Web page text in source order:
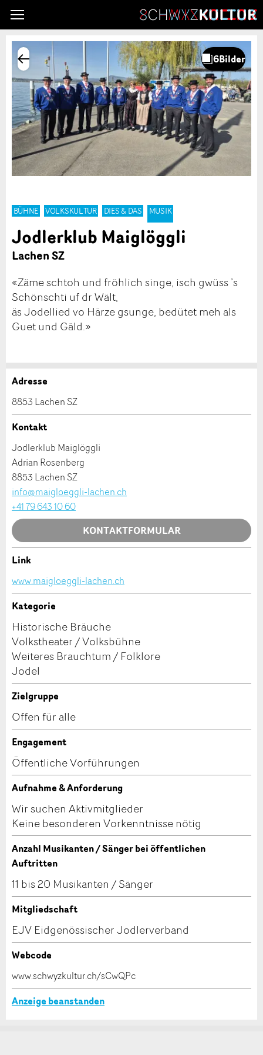
BÜHNE VOLKSKULTUR DIES & DAS MUSIK
Jodlerklub Maiglöggli
Lachen SZ
«Zäme schtoh und fröhlich singe, isch gwüss ’s
Schönschti uf dr Wält,
äs Jodellied vo Härze gsunge, bedütet meh als
Guet und Gäld.»
Anzeige beanstanden
Ihr Feedback wird sehr geschätzt!
Allgemeines Feedback
Anzeige nicht mehr gültig
Anzeige unvollständig
Nachricht
* Eingabe erforderlich
Zur Qualitätssicherung wird eine Kopie der E-Mail
an guidle übermittelt.
NACHRICHT SENDEN
Schliessen
Anzeige weiterempfehlen
Empfehlen Sie diese Anzeige an Freunde weiter.
* Eingabe erforderlich
Schliessen
Adresse
8853 Lachen SZ
Kontakt
Jodlerklub Maiglöggli
Adrian Rosenberg
8853 Lachen SZ
info@maigloeggli-lachen.ch
+41 79 643 10 60
KONTAKTFORMULAR
Kontakt
Verfassen Sie eine Nachricht für die Kontaktpersonen
Adresse
* Eingabe erforderlich
Link
www.maigloeggli-lachen.ch
Kategorie
Historische Bräuche
Volkstheater / Volksbühne
Weiteres Brauchtum / Folklore
Jodel
Zielgruppe
Offen für alle
Engagement
Öffentliche Vorführungen
Aufnahme & Anforderung
Wir suchen Aktivmitglieder
Keine besonderen Vorkenntnisse nötig
Anzahl Musikanten / Sänger bei öffentlichen
Auftritten
11 bis 20 Musikanten / Sänger
Mitgliedschaft
EJV Eidgenössischer Jodlerverband
Webcode
www.schwyzkultur.ch/sCwQPc
Anzeige beanstanden